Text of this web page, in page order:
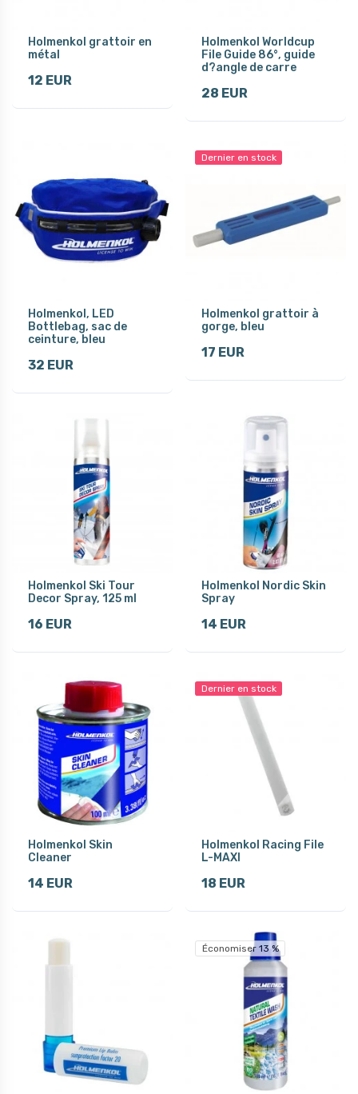
Holmenkol grattoir en
métal
12 EUR
Holmenkol Worldcup
File Guide 86°, guide
d?angle de carre
28 EUR
Holmenkol, LED
Bottlebag, sac de
ceinture, bleu
32 EUR
Dernier en stock
Holmenkol grattoir à
gorge, bleu
17 EUR
Holmenkol Ski Tour
Decor Spray, 125 ml
16 EUR
Holmenkol Nordic Skin
Spray
14 EUR
Holmenkol Skin
Cleaner
14 EUR
Dernier en stock
Holmenkol Racing File
L-MAXI
18 EUR
Économiser 13 %